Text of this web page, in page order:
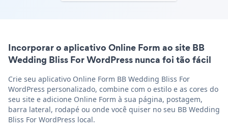
Incorporar o aplicativo Online Form ao site BB
Wedding Bliss For WordPress nunca foi tão fácil
Crie seu aplicativo Online Form BB Wedding Bliss For
WordPress personalizado, combine com o estilo e as cores do
seu site e adicione Online Form à sua página, postagem,
barra lateral, rodapé ou onde você quiser no seu BB Wedding
Bliss For WordPress local.